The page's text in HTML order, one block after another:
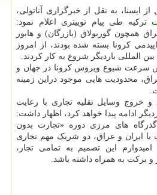
ایسنا، به نقل از خبرگزاری آناتولی،
ترکیه طی پیام توییتری اعلام نمود:
همچون گوربولاق (بازرگان) و هابور
کرونا بسته شده بودند، از امروز
بین المللی باردیگر شروع به کار کردند.
سرعت شیوع ویروس کرونا در جهان و
محدودیت هایی موجود دراین زمینه
و خروج وسایل نقلیه تجاری با رعایت
ادامه پیدا خواهد کرد، اظهار داشت:
گذرگاه های مرزی دوره «تجارت بدون
با ایران و عراق، دو شریک مهم تجاری
امیدوارم این تصمیم به تمامی تجار،
به همراه داشته باشد.